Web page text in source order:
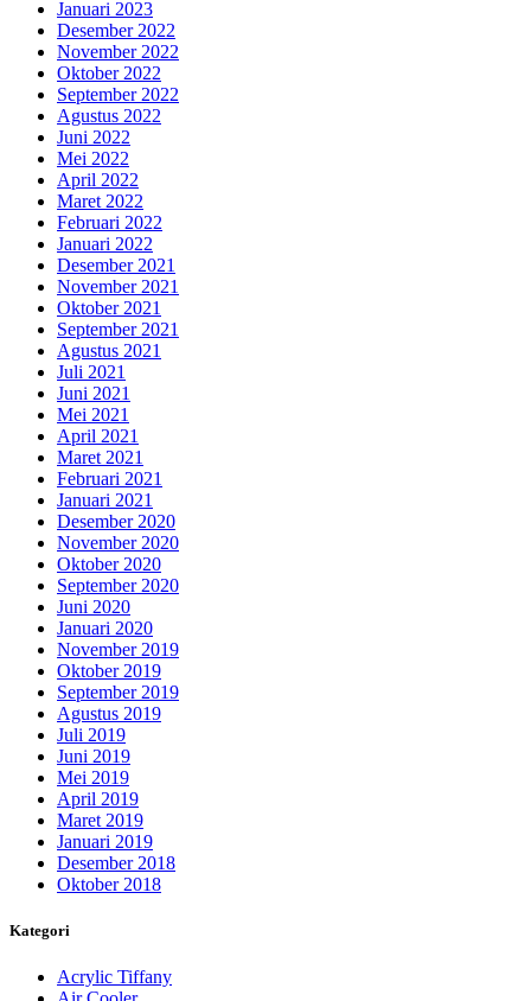
Januari 2023
Desember 2022
November 2022
Oktober 2022
September 2022
Agustus 2022
Juni 2022
Mei 2022
April 2022
Maret 2022
Februari 2022
Januari 2022
Desember 2021
November 2021
Oktober 2021
September 2021
Agustus 2021
Juli 2021
Juni 2021
Mei 2021
April 2021
Maret 2021
Februari 2021
Januari 2021
Desember 2020
November 2020
Oktober 2020
September 2020
Juni 2020
Januari 2020
November 2019
Oktober 2019
September 2019
Agustus 2019
Juli 2019
Juni 2019
Mei 2019
April 2019
Maret 2019
Januari 2019
Desember 2018
Oktober 2018
Kategori
Acrylic Tiffany